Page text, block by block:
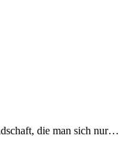
die man sich nur…